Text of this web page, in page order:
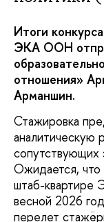
Итоги
ЭКА ООН
отношения»
Арманшин.
Стажировка
сопутствующих
Ожидается, что
штаб-
весной 2026
перелет